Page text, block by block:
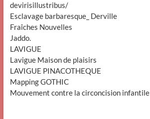
devirisillustribus/
Esclavage barbaresque_ Derville
Fraîches Nouvelles
Jaddo.
LAVIGUE
Lavigue Maison de plaisirs
LAVIGUE PINACOTHEQUE
Mapping GOTHIC
Mouvement contre la circoncision infantile